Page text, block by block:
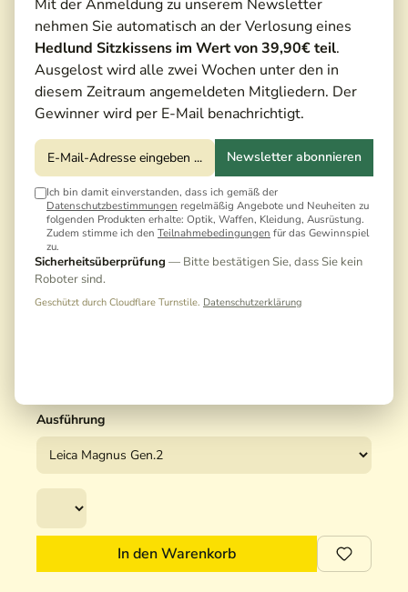
Mit der Anmeldung zu unserem Newsletter
nehmen Sie automatisch an der Verlosung eines
Hedlund Sitzkissens im Wert von 39,90€ teil.
Ausgelost wird alle zwei Wochen unter den in
diesem Zeitraum angemeldeten Mitgliedern. Der
Gewinner wird per E-Mail benachrichtigt.
Newsletter abonnieren
Ich bin damit einverstanden, dass ich gemäß der
Datenschutzbestimmungen regelmäßig Angebote und Neuheiten zu
folgenden Produkten erhalte: Optik, Waffen, Kleidung, Ausrüstung.
Zudem stimme ich den Teilnahmebedingungen für das Gewinnspiel
zu.
Sicherheitsüberprüfung — Bitte bestätigen Sie, dass Sie kein
Roboter sind.
Geschützt durch Cloudflare Turnstile. Datenschutzerklärung
130,00 €*
Preise inkl. MwSt. zzgl. Versandkosten
Ausführung
In den Warenkorb